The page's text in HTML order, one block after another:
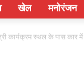
खेल मनोरंजन
कार्यक्रम स्थल के पास कार